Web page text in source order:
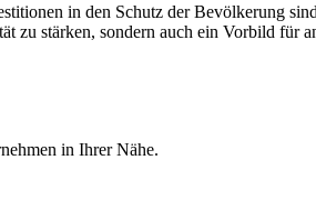
in den Schutz der Bevölkerung
zu stärken, sondern auch ein Vorbild für
in Ihrer Nähe.